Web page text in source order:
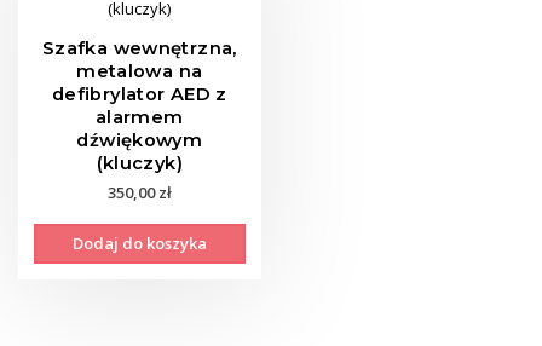
Szafka wewnętrzna,
metalowa na
defibrylator AED z
alarmem
dźwiękowym
(kluczyk)
350,00zł
Dodaj do koszyka